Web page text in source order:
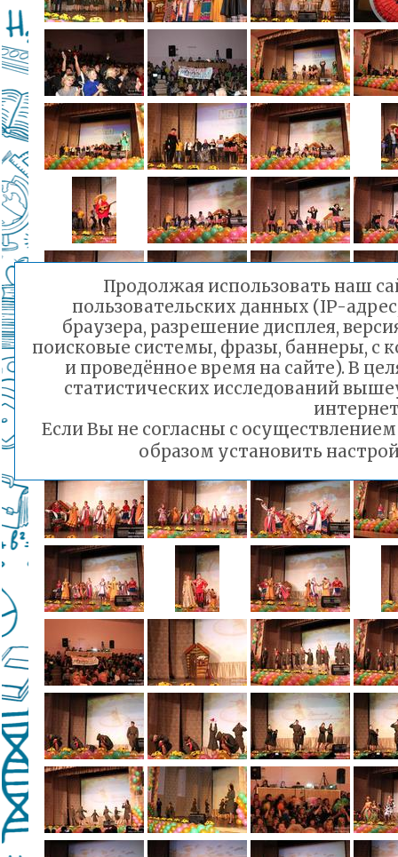
Продолжая использовать наш
пользовательских данных (IP-
браузера, разрешение дисплея,
поисковые системы, фразы, баннеры, с
и проведённое время на сайте). В
статистических исследований
Если Вы не согласны с
образом установить